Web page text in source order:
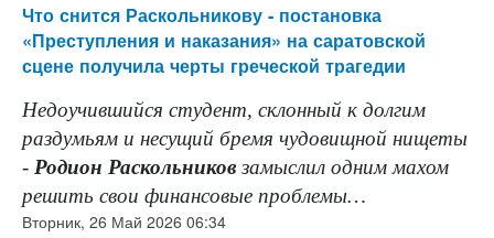
Что снится Раскольникову - постановка
«Преступления и наказания» на саратовской
сцене получила черты греческой трагедии
Недоучившийся студент, склонный к долгим
раздумьям и несущий бремя чудовищной нищеты
- Родион Раскольниковзамыслил одним махом
решить свои финансовые проблемы…
Вторник, 26 Май 2026 06:34